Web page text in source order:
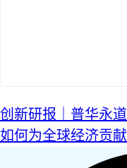
创新研报｜普华永
如何为全球经济贡